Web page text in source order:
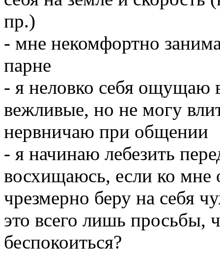
пр.)
- мне некомфортно
парне
- я неловко себя ощущаю
вежливые, но не могу
нервничаю при общении
- я начинаю лебезить
восхищаюсь, если ко мне
чрезмерно беру на себя
это всего лишь просьбы,
беспокоиться?